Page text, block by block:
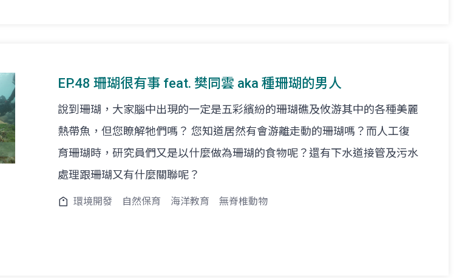
EP.48 珊瑚很有事 feat. 樊同雲 aka 種珊瑚的男人
說到珊瑚，大家腦中出現的一定是五彩繽紛的珊瑚礁及攸游其中的各種美麗
熱帶魚，但您瞭解牠們嗎？ 您知道居然有會游離走動的珊瑚嗎？而人工復
育珊瑚時，研究員們又是以什麼做為珊瑚的食物呢？還有下水道接管及污水
處理跟珊瑚又有什麼關聯呢？
環境開發 自然保育 海洋教育 無脊椎動物